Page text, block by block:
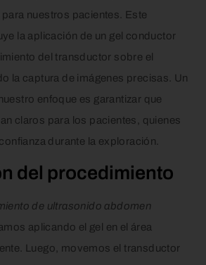
nuestros pacientes. Este
la aplicación de un gel conductor
del transductor sobre el
la captura de imágenes precisas. Un
enfoque es garantizar que
claros para los pacientes, quienes
durante la exploración.
del procedimiento
de ultrasonido abdomen
aplicando el gel en el área
Luego, movemos el transductor